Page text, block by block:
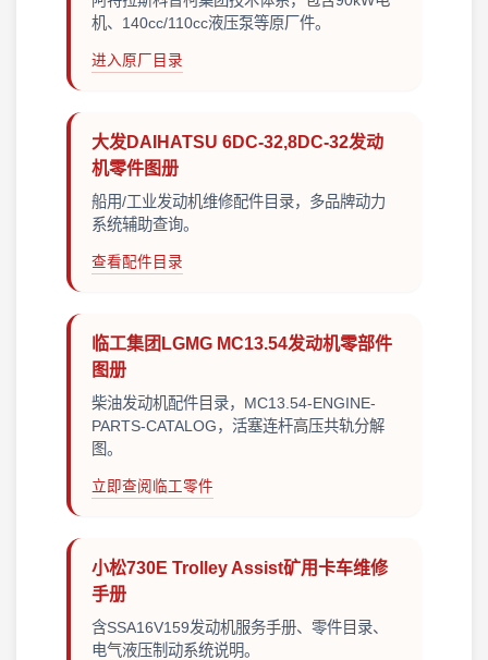
机、140cc/110cc液压泵等原厂件。
进入原厂目录
大发DAIHATSU 6DC-32,8DC-32发动
机零件图册
船用/工业发动机维修配件目录，多品牌动力
系统辅助查询。
查看配件目录
临工集团LGMG MC13.54发动机零部件
图册
柴油发动机配件目录，MC13.54-ENGINE-
PARTS-CATALOG，活塞连杆高压共轨分解
图。
立即查阅临工零件
小松730E Trolley Assist矿用卡车维修
手册
含SSA16V159发动机服务手册、零件目录、
电气液压制动系统说明。